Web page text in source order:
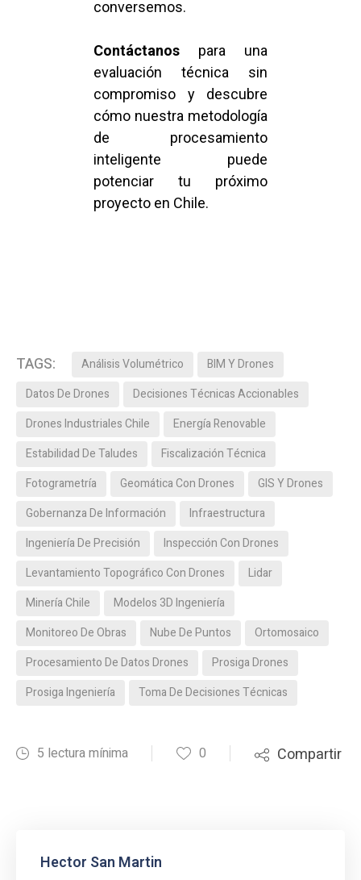
conversemos.
Contáctanos para una
evaluación técnica sin
compromiso y descubre
cómo nuestra metodología
de procesamiento
inteligente puede
potenciar tu próximo
proyecto en Chile.
TAGS: Análisis Volumétrico
BIM Y Drones
Datos De Drones
Decisiones Técnicas Accionables
Drones Industriales Chile
Energía Renovable
Estabilidad De Taludes
Fiscalización Técnica
Fotogrametría
Geomática Con Drones
GIS Y Drones
Gobernanza De Información
Infraestructura
Ingeniería De Precisión
Inspección Con Drones
Levantamiento Topográfico Con Drones
Lidar
Minería Chile
Modelos 3D Ingeniería
Monitoreo De Obras
Nube De Puntos
Ortomosaico
Procesamiento De Datos Drones
Prosiga Drones
Prosiga Ingeniería
Toma De Decisiones Técnicas
5 lectura mínima 0 Compartir
Hector San Martin